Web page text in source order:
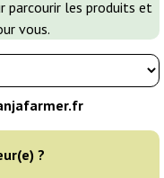
parcourir les produits et
vous.
?
Sensi Seeds